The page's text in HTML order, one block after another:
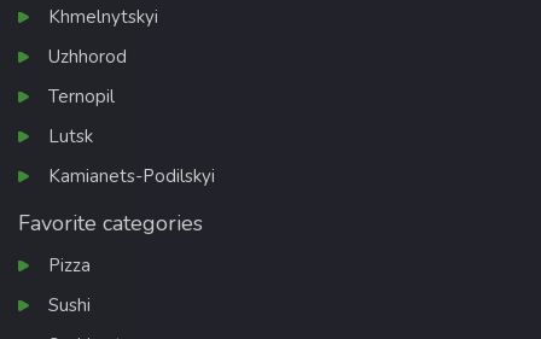
Khmelnytskyi
Uzhhorod
Ternopil
Lutsk
Kamianets-Podilskyi
Favorite categories
Pizza
Sushi